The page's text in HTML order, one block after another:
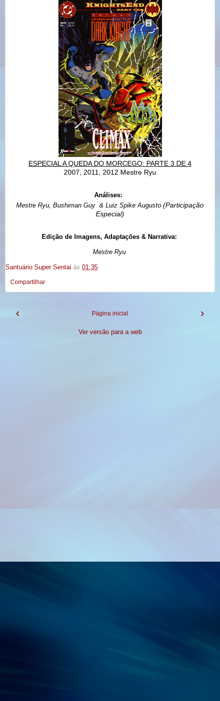
ESPECIAL A QUEDA DO MORCEGO: PARTE 3 DE 4
2007, 2011, 2012 Mestre Ryu
Análises:
Mestre Ryu, Bushiman Guy & Luiz Spike Augusto (Participação
Especial)
Edição de Imagens, Adaptações & Narrativa:
Mestre Ryu
Santuário Super Sentai às 01:35
Compartilhar
‹ ›
Página inicial
Ver versão para a web